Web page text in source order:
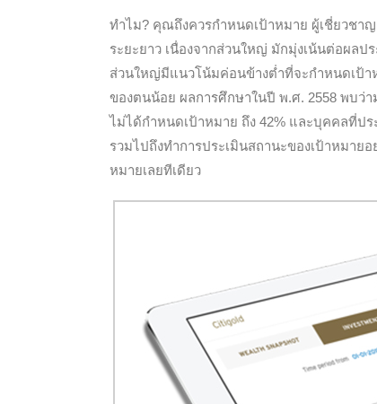
ทำไม? คุณถึงควรกำหนดเป้าหมาย ผู้เชี่ยวชา
ระยะยาว เนื่องจากส่วนใหญ่ มักมุ่งเน้นต่อผล
ส่วนใหญ่มีแนวโน้มค่อนข้างต่ำที่จะกำหนดเป้า
ของตนน้อย ผลการศึกษาในปี พ.ศ. 2558 พบว่
ไม่ได้กำหนดเป้าหมาย ถึง 42% และบุคคลที่ป
รวมไปถึงทำการประเมินสถานะของเป้าหมาย
หมายเลยทีเดียว